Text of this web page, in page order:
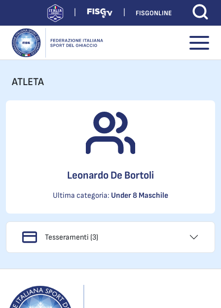
FISGONLINE
ATLETA
Leonardo De Bortoli
Ultima categoria: Under 8 Maschile
Tesseramenti (3)